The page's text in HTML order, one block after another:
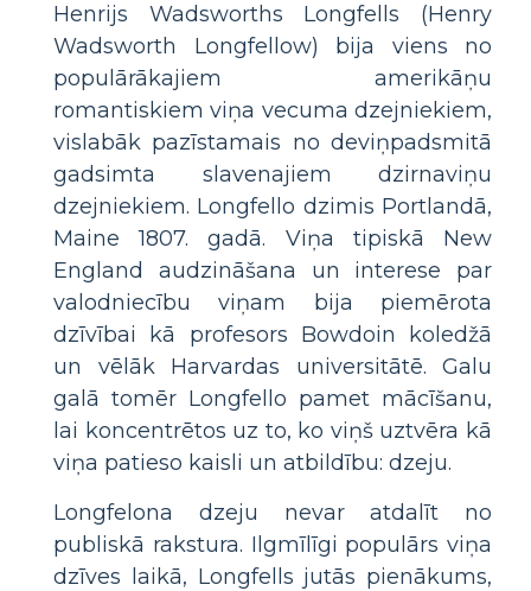
Henrijs Wadsworths Longfells (Henry
Wadsworth Longfellow) bija viens no
populārākajiem amerikāņu
romantiskiem viņa vecuma dzejniekiem,
vislabāk pazīstamais no deviņpadsmitā
gadsimta slavenajiem dzirnaviņu
dzejniekiem. Longfello dzimis Portlandā,
Maine 1807. gadā. Viņa tipiskā New
England audzināšana un interese par
valodniecību viņam bija piemērota
dzīvībai kā profesors Bowdoin koledžā
un vēlāk Harvardas universitātē. Galu
galā tomēr Longfello pamet mācīšanu,
lai koncentrētos uz to, ko viņš uztvēra kā
viņa patieso kaisli un atbildību: dzeju.
Longfelona dzeju nevar atdalīt no
publiskā rakstura. Ilgmīlīgi populārs viņa
dzīves laikā, Longfells jutās pienākums,